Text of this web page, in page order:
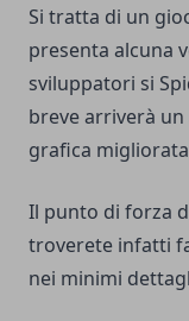
Si tratta di un
presenta alcuna
sviluppatori si
breve arriverà
grafica
Il punto di forza
troverete infatti
nei minimi